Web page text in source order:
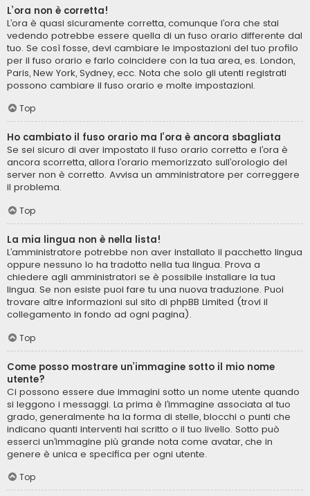
L’ora non è corretta!
L’ora è quasi sicuramente corretta, comunque l’ora che stai
vedendo potrebbe essere quella di un fuso orario differente dal
tuo. Se così fosse, devi cambiare le impostazioni del tuo profilo
per il fuso orario e farlo coincidere con la tua area, es. London,
Paris, New York, Sydney, ecc. Nota che solo gli utenti registrati
possono cambiare il fuso orario e molte impostazioni.
Top
Ho cambiato il fuso orario ma l’ora è ancora sbagliata
Se sei sicuro di aver impostato il fuso orario corretto e l’ora è
ancora scorretta, allora l’orario memorizzato sull’orologio del
server non è corretto. Avvisa un amministratore per correggere
il problema.
Top
La mia lingua non è nella lista!
L’amministratore potrebbe non aver installato il pacchetto lingua
oppure nessuno lo ha tradotto nella tua lingua. Prova a
chiedere agli amministratori se è possibile installare la tua
lingua. Se non esiste puoi fare tu una nuova traduzione. Puoi
trovare altre informazioni sul sito di phpBB Limited (trovi il
collegamento in fondo ad ogni pagina).
Top
Come posso mostrare un’immagine sotto il mio nome
utente?
Ci possono essere due immagini sotto un nome utente quando
si leggono i messaggi. La prima è l’immagine associata al tuo
grado, generalmente ha la forma di stelle, blocchi o punti che
indicano quanti interventi hai scritto o il tuo livello. Sotto può
esserci un’immagine più grande nota come avatar, che in
genere è unica e specifica per ogni utente.
Top